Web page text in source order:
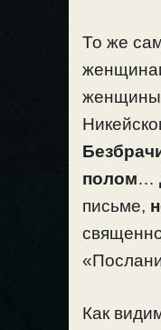
То же
женщины
полом…
письме,
Как